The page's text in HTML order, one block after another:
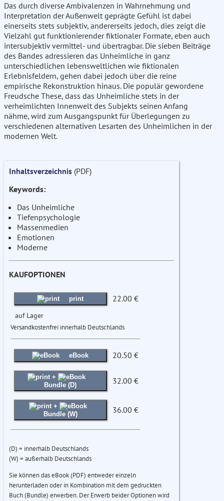
Das durch diverse Ambivalenzen in Wahrnehmung und
Interpretation der Außenwelt geprägte Gefühl ist dabei
einerseits stets subjektiv, andererseits jedoch, dies zeigt die
Vielzahl gut funktionierender fiktionaler Formate, eben auch
intersubjektiv vermittel- und übertragbar. Die sieben Beiträge
des Bandes adressieren das Unheimliche in ganz
unterschiedlichen lebensweltlichen wie fiktionalen
Erlebnisfeldern, gehen dabei jedoch über die reine
empirische Rekonstruktion hinaus. Die populär gewordene
Freudsche These, dass das Unheimliche stets in der
verheimlichten Innenwelt des Subjekts seinen Anfang
nähme, wird zum Ausgangspunkt für Überlegungen zu
verschiedenen alternativen Lesarten des Unheimlichen in der
modernen Welt.
Inhaltsverzeichnis (PDF)
Keywords:
Das Unheimliche
Tiefenpsychologie
Massenmedien
Emotionen
Moderne
KAUFOPTIONEN
print 22.00 €
auf Lager
Versandkostenfrei innerhalb Deutschlands
eBook 20.50 €
+
Bundle (D)
32.00 €
+
Bundle (W)
36.00 €
(D) = innerhalb Deutschlands
(W) = außerhalb Deutschlands
Sie können das eBook (PDF) entweder einzeln
herunterladen oder in Kombination mit dem gedruckten
Buch (Bundle) erwerben. Der Erwerb beider Optionen wird